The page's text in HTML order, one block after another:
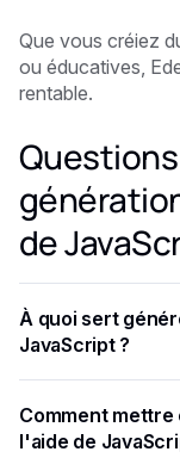
Que vous créiez
ou éducatives,
rentable.
de
À quoi sert
JavaScript ?
des vidéos à l'aide
Comment mettre
l'aide de